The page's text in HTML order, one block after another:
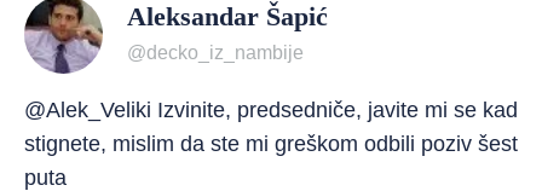
Aleksandar Šapić
@decko_iz_nambije
@Alek_Veliki Izvinite, predsedniče, javite mi se kad
stignete, mislim da ste mi greškom odbili poziv šest
puta